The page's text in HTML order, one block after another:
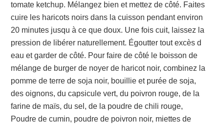
tomate ketchup. Mélangez bien et mettez de côté. Faites
cuire les haricots noirs dans la cuisson pendant environ
20 minutes jusqu à ce que doux. Une fois cuit, laissez la
pression de libérer naturellement. Égoutter tout excès d
eau et garder de côté. Pour faire de côté le boisson de
mélange de burger de noyer de haricot noir, combinez la
pomme de terre de soja noir, bouillie et purée de soja,
des oignons, du capsicule vert, du poivron rouge, de la
farine de maïs, du sel, de la poudre de chili rouge,
Poudre de cumin, poudre de poivron noir, miettes de